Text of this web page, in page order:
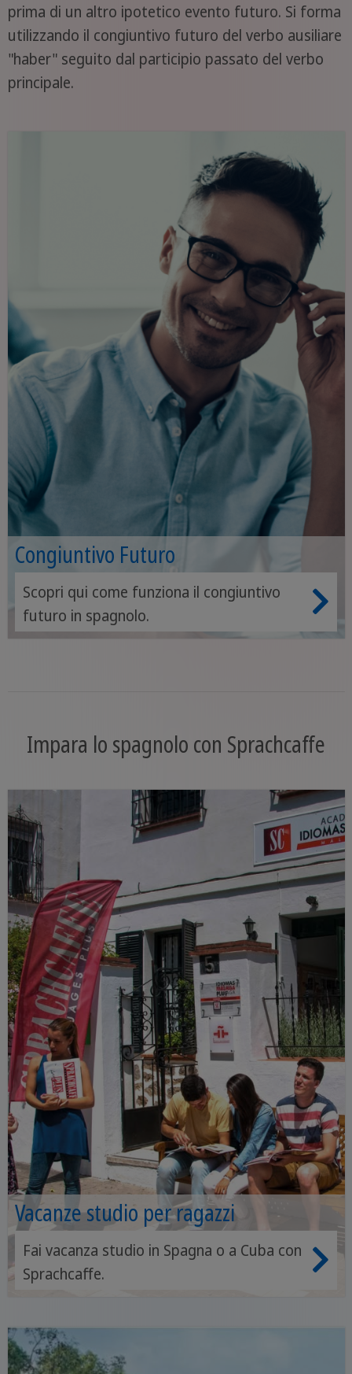
prima di un altro ipotetico evento futuro. Si forma
utilizzando il congiuntivo futuro del verbo ausiliare
"haber" seguito dal participio passato del verbo
principale.
Congiuntivo Futuro
Scopri qui come funziona il congiuntivo
futuro in spagnolo.
Impara lo spagnolo con Sprachcaffe
Vacanze studio per ragazzi
Fai vacanza studio in Spagna o a Cuba con
Sprachcaffe.